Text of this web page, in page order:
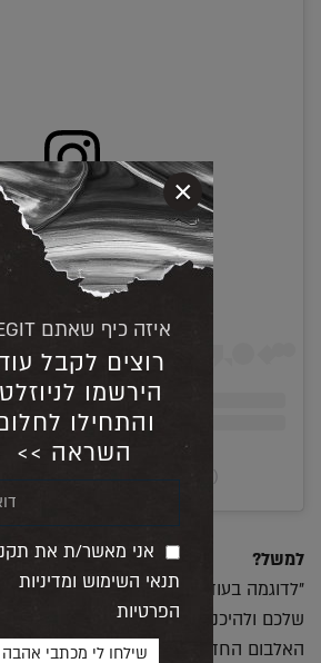
this post on Instagram
by Yarin Lidor (@yarinlidor)
למשל?
האלבום החדש שלו ויחד עם כל הסינגלים
איזה כיף שאתם LEGIT!
רוצים לקבל
הירשמו
והתחילו
השראה >>
אני מאשר/ת את
תנאי השימוש ומדיניות
הפרטיות
×